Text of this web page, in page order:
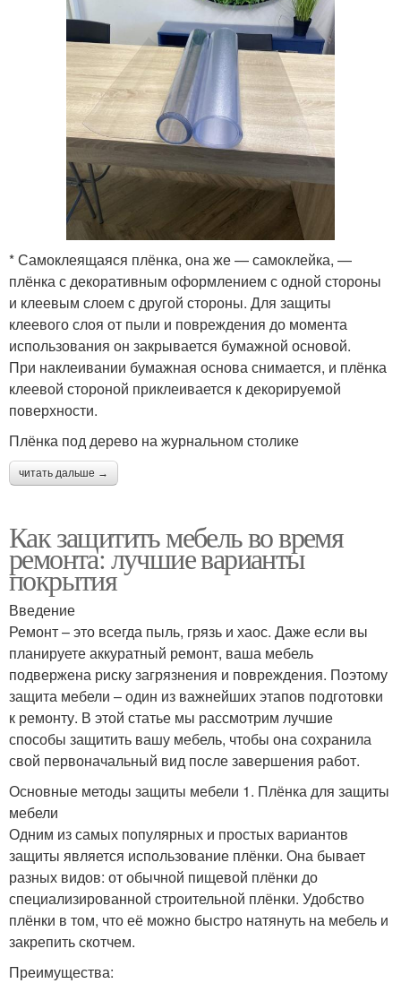
* Самоклеящаяся плёнка, она же — самоклейка, —
плёнка с декоративным оформлением с одной стороны
и клеевым слоем с другой стороны. Для защиты
клеевого слоя от пыли и повреждения до момента
использования он закрывается бумажной основой.
При наклеивании бумажная основа снимается, и плёнка
клеевой стороной приклеивается к декорируемой
поверхности.
Плёнка под дерево на журнальном столике
читать дальше →
Как защитить мебель во время
ремонта: лучшие варианты
покрытия
Введение
Ремонт – это всегда пыль, грязь и хаос. Даже если вы
планируете аккуратный ремонт, ваша мебель
подвержена риску загрязнения и повреждения. Поэтому
защита мебели – один из важнейших этапов подготовки
к ремонту. В этой статье мы рассмотрим лучшие
способы защитить вашу мебель, чтобы она сохранила
свой первоначальный вид после завершения работ.
Основные методы защиты мебели 1. Плёнка для защиты
мебели
Одним из самых популярных и простых вариантов
защиты является использование плёнки. Она бывает
разных видов: от обычной пищевой плёнки до
специализированной строительной плёнки. Удобство
плёнки в том, что её можно быстро натянуть на мебель и
закрепить скотчем.
Преимущества: